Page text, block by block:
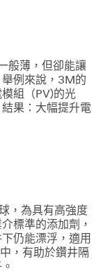
般薄，但卻能讓
例來說，3M的
組（PV)的光
果：大幅提升電
，為具有高強度
標準的添加劑，
仍能漂浮，適用
，有助於鑽井隔